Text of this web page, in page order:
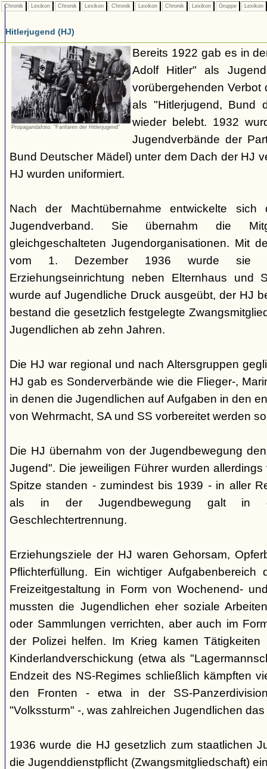
Chronik Lexikon Chronik Lexikon Chronik Lexikon Chronik Lexikon Gruppe Lexikon
Hitlerjugend (HJ)
Propagandafoto: "Fanfaren der Hitlerjugend"
Bereits 1922 gab es in
Adolf Hitler" als
vorübergehenden Verbot
als "Hitlerjugend, Bund
wieder belebt. 1932
Jugendverbände der
Bund Deutscher Mädel) unter dem Dach der HJ
HJ wurden uniformiert.
Nach der Machtübernahme entwickelte
Jugendverband. Sie übernahm die
gleichgeschalteten Jugendorganisationen. Mit
vom 1. Dezember 1936 wurde sie
Erziehungseinrichtung neben Elternhaus und
wurde auf Jugendliche Druck ausgeübt, der HJ
bestand die gesetzlich festgelegte
Jugendlichen ab zehn Jahren.
Die HJ war regional und nach Altersgruppen
HJ gab es Sonderverbände wie die Flieger-,
in denen die Jugendlichen auf Aufgaben in den
von Wehrmacht, SA und SS vorbereitet werden
Die HJ übernahm von der Jugendbewegung
Jugend". Die jeweiligen Führer wurden
Spitze standen - zumindest bis 1939 - in aller
als in der Jugendbewegung galt in
Geschlechtertrennung.
Erziehungsziele der HJ waren Gehorsam,
Pflichterfüllung. Ein wichtiger
Freizeitgestaltung in Form von Wochenend-
mussten die Jugendlichen eher soziale
oder Sammlungen verrichten, aber auch im
der Polizei helfen. Im Krieg kamen
Kinderlandverschickung (etwa als
Endzeit des NS-Regimes schließlich kämpften
den Fronten - etwa in der SS-
"Volkssturm" -, was zahlreichen Jugendlichen
1936 wurde die HJ gesetzlich zum staatlichen
die Jugenddienstpflicht (Zwangsmitgliedschaft)